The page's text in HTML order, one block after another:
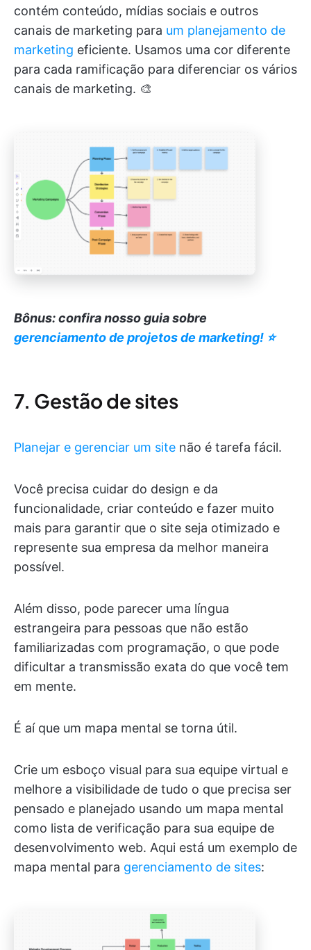
contém conteúdo, mídias sociais e outros
canais de marketing para um planejamento de
marketing eficiente. Usamos uma cor diferente
para cada ramificação para diferenciar os vários
canais de marketing. 🎨
Bônus: confira nosso guia sobre
gerenciamento de projetos de marketing! ⭐️
7. Gestão de sites
Planejar e gerenciar um site não é tarefa fácil.
Você precisa cuidar do design e da
funcionalidade, criar conteúdo e fazer muito
mais para garantir que o site seja otimizado e
represente sua empresa da melhor maneira
possível.
Além disso, pode parecer uma língua
estrangeira para pessoas que não estão
familiarizadas com programação, o que pode
dificultar a transmissão exata do que você tem
em mente.
É aí que um mapa mental se torna útil.
Crie um esboço visual para sua equipe virtual e
melhore a visibilidade de tudo o que precisa ser
pensado e planejado usando um mapa mental
como lista de verificação para sua equipe de
desenvolvimento web. Aqui está um exemplo de
mapa mental para gerenciamento de sites: